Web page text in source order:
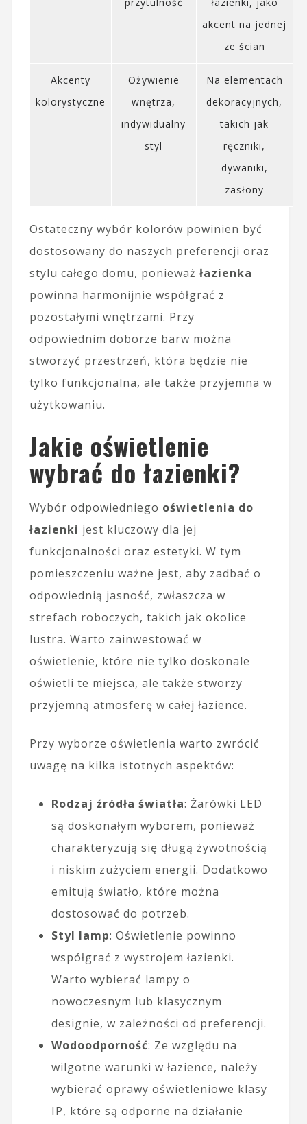
akcent na jednej
ze ścian
Akcenty
kolorystyczne
Ożywienie
wnętrza,
indywidualny
styl
Na elementach
dekoracyjnych,
takich jak
ręczniki,
dywaniki,
zasłony
Ostateczny wybór kolorów powinien być
dostosowany do naszych preferencji oraz
stylu całego domu, ponieważ łazienka
powinna harmonijnie współgrać z
pozostałymi wnętrzami. Przy
odpowiednim doborze barw można
stworzyć przestrzeń, która będzie nie
tylko funkcjonalna, ale także przyjemna w
użytkowaniu.
Jakie oświetlenie
wybrać do łazienki?
Wybór odpowiedniego oświetlenia do
łazienki jest kluczowy dla jej
funkcjonalności oraz estetyki. W tym
pomieszczeniu ważne jest, aby zadbać o
odpowiednią jasność, zwłaszcza w
strefach roboczych, takich jak okolice
lustra. Warto zainwestować w
oświetlenie, które nie tylko doskonale
oświetli te miejsca, ale także stworzy
przyjemną atmosferę w całej łazience.
Przy wyborze oświetlenia warto zwrócić
uwagę na kilka istotnych aspektów:
Rodzaj źródła światła: Żarówki LED
są doskonałym wyborem, ponieważ
charakteryzują się długą żywotnością
i niskim zużyciem energii. Dodatkowo
emitują światło, które można
dostosować do potrzeb.
Styl lamp: Oświetlenie powinno
współgrać z wystrojem łazienki.
Warto wybierać lampy o
nowoczesnym lub klasycznym
designie, w zależności od preferencji.
Wodoodporność: Ze względu na
wilgotne warunki w łazience, należy
wybierać oprawy oświetleniowe klasy
IP, które są odporne na działanie